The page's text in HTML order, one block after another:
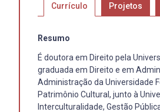
Currículo Projetos
Resumo
É doutora em Direito pela
graduada em Direito e em
Administração da Universidade
Patrimônio Cultural, junto à
Interculturalidade, Gestão